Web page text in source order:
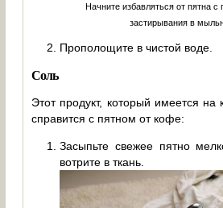
Начните избавляться от пятна
застирывания в
Прополощите в чистой воде.
Соль
Этот продукт, который имеется на
справится с пятном от кофе:
Засыпьте свежее пятно
вотрите в ткань.